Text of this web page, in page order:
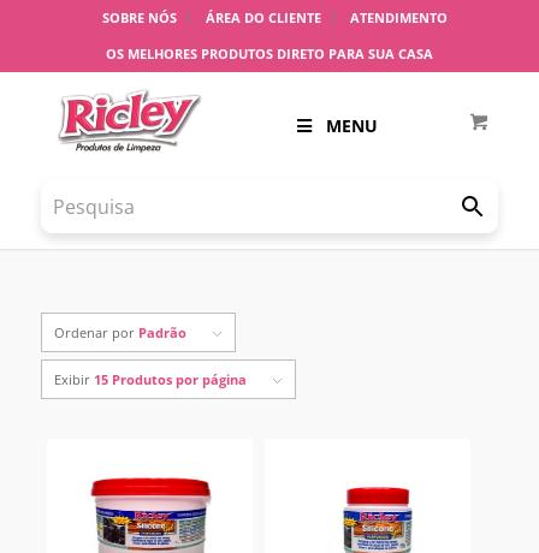
SOBRE NÓS ÁREA DO CLIENTE
ATENDIMENTO
OS MELHORES PRODUTOS DIRETO PARA SUA CASA
MENU
Ordenar por Padrão
Exibir 15 Produtos por página